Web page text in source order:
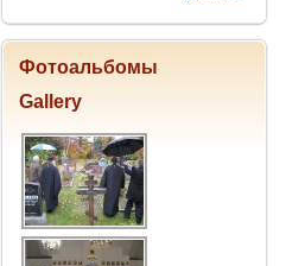
Фотоальбомы
Gallery